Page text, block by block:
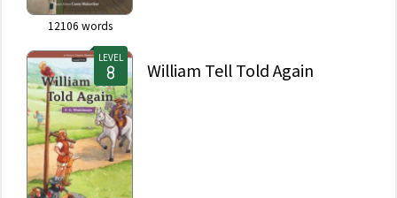
12106 words
LEVEL
William Tell Told Again